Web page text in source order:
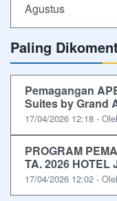
Agustus
Paling
Pemagangan
Suites by Grand
17/04/2026 12:18 -
PROGRAM
TA. 2026 HOTEL
17/04/2026 12:02 -